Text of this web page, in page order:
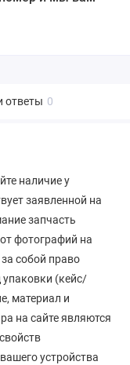
ответы 0
наличие у
заявленной на
запчасть
фотографий на
собой право
упаковки (кейс/
материал и
на сайте являются
устройства